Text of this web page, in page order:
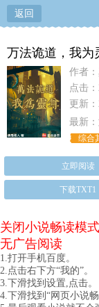
返回
万法诡道，我为
作者
点击
更新
最新：
综合
立即阅读
下载TXT1
关闭小说畅读模
无广告阅读
1.打开手机百度。
2.点击右下方“我的”。
3.下滑找到设置,点击。
4.下滑找到“网页小说